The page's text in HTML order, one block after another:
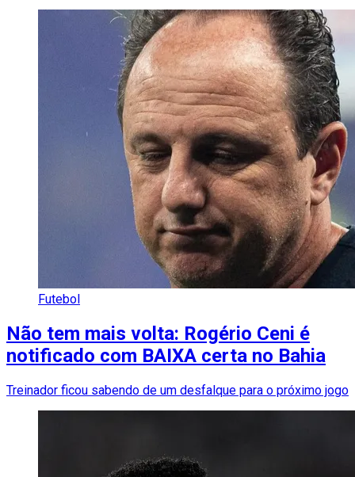
Futebol
Não tem mais volta: Rogério Ceni é
notificado com BAIXA certa no Bahia
Treinador ficou sabendo de um desfalque para o próximo jogo